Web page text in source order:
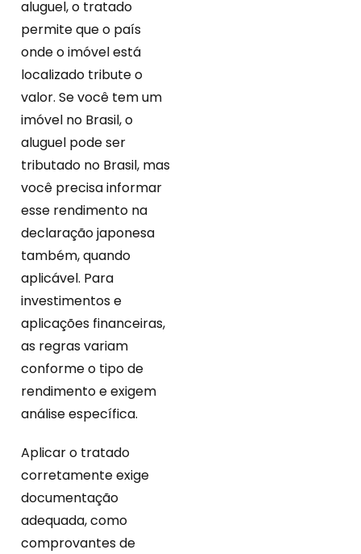
aluguel, o tratado
permite que o país
onde o imóvel está
localizado tribute o
valor. Se você tem um
imóvel no Brasil, o
aluguel pode ser
tributado no Brasil, mas
você precisa informar
esse rendimento na
declaração japonesa
também, quando
aplicável. Para
investimentos e
aplicações financeiras,
as regras variam
conforme o tipo de
rendimento e exigem
análise específica.
Aplicar o tratado
corretamente exige
documentação
adequada, como
comprovantes de